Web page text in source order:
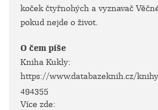
koček čtyřnohých a vyznavač
pokud nejde o život.
O čem píše
Kniha Kukly:
https://www.databazeknih.cz/
494355
Více zde: